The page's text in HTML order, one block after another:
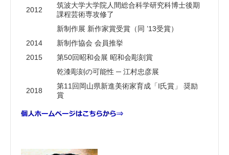
2012
筑波大学大学院人間総合科学研究科博士後期
課程芸術専攻修了
新制作展 新作家賞受賞（同 ’13受賞）
2014
新制作協会 会員推挙
2015
第50回昭和会展 昭和会彫刻賞
乾漆彫刻の可能性 ─ 江村忠彦展
2018
第11回岡山県新進美術家育成「I氏賞」 奨励
賞